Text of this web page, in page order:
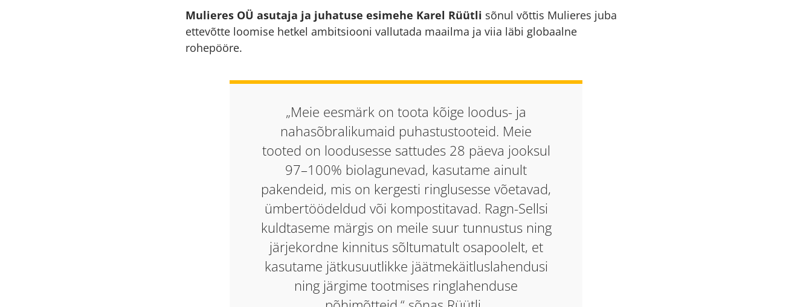
Mulieres OÜ asutaja ja juhatuse esimehe Karel Rüütli sõnul võttis Mulieres juba
ettevõtte loomise hetkel ambitsiooni vallutada maailma ja viia läbi globaalne
rohepööre.
„Meie eesmärk on toota kõige loodus- ja
nahasõbralikumaid puhastustooteid. Meie
tooted on loodusesse sattudes 28 päeva jooksul
97–100% biolagunevad, kasutame ainult
pakendeid, mis on kergesti ringlusesse võetavad,
ümbertöödeldud või kompostitavad. Ragn-Sellsi
kuldtaseme märgis on meile suur tunnustus ning
järjekordne kinnitus sõltumatult osapoolelt, et
kasutame jätkusuutlikke jäätmekäitluslahendusi
ning järgime tootmises ringlahenduse